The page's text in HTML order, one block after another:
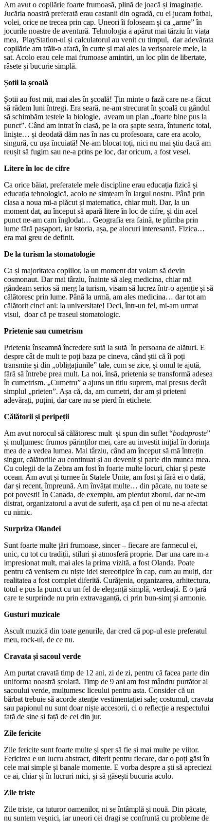
Am avut o copilărie foarte frumoasă, plină de joacă și imaginație.
Jucăria noastră preferată erau castanii din ogradă, cu ei jucam fotbal,
volei, orice ne trecea prin cap. Uneori îi foloseam și ca „arme” în
jocurile noastre de aventură. Tehnologia a apărut mai târziu în viața
mea, PlayStation-ul și calculatorul au venit cu timpul, dar adevărata
copilărie am trăit-o afară, în curte și mai ales la verișoarele mele, la
sat. Acolo erau cele mai frumoase amintiri, un loc plin de libertate,
râsete și bucurie simplă.
Șotii la școală
Șotii au fost mii, mai ales în școală! Țin minte o fază care ne-a făcut
să râdem luni întregi. Era seară, ne-am strecurat în școală cu gândul
să schimbăm testele la biologie, aveam un plan „foarte bine pus la
punct”. Când am intrat în clasă, pe la ora șapte seara, întuneric total,
liniște… și deodată dăm nas în nas cu profesoara, care era acolo,
singură, cu ușa încuiată! Ne-am blocat toți, nici nu mai știu dacă am
reușit să fugim sau ne-a prins pe loc, dar oricum, a fost vesel.
Litere în loc de cifre
Ca orice băiat, preferatele mele discipline erau educația fizică și
educația tehnologică, acolo ne simțeam în largul nostru. Până prin
clasa a noua mi-a plăcut și matematica, chiar mult. Dar, la un
moment dat, au început să apară litere în loc de cifre, și din acel
punct ne-am cam înglodat… Geografia era faină, te plimba prin
lume fără pașaport, iar istoria, așa, pe alocuri interesantă. Fizica…
era mai greu de definit.
De la turism la stomatologie
Ca și majoritatea copiilor, la un moment dat voiam să devin
cosmonaut. Dar mai târziu, înainte să aleg medicina, chiar mă
gândeam serios să merg la turism, visam să lucrez într-o agenție și să
călătoresc prin lume. Până la urmă, am ales medicina… dar tot am
călătorit cinci ani: la universitate! Deci, într-un fel, mi-am urmat
visul, doar că pe traseul stomatologic.
Prietenie sau cumetrism
Prietenia înseamnă încredere sută la sută în persoana de alături. E
despre cât de mult te poți baza pe cineva, când știi că îi poți
transmite și din „obligațiunile” tale, cum se zice, și omul te ajută,
fără să întrebe prea mult. La noi, însă, prietenia se transformă adesea
în cumetrism. „Cumetru” a ajuns un titlu suprem, mai presus decât
simplul „prieten”. Așa că, da, am cumetri, dar am și prieteni
adevărați, puțini, dar care nu se pierd în etichete.
Călătorii și peripeții
Am avut norocul să călătoresc mult și spun din suflet “bodaproste”
și mulțumesc frumos părinților mei, care au investit inițial în dorința
mea de a vedea lumea. Mai târziu, când am început să mă întrețin
singur, călătoriile au continuat și au devenit și parte din munca mea.
Cu colegii de la Zebra am fost în foarte multe locuri, chiar și peste
ocean. Am avut și turnee în Statele Unite, am fost și fără ei o dată,
dar și recent, împreună. Am învățat multe… din păcate, nu toate se
pot povesti! În Canada, de exemplu, am pierdut zborul, dar ne-am
distrat, organizatorul a avut de suferit, așa că pen oi nu ne-a afectat
cu nimic.
Surpriza Olandei
Sunt foarte multe țări frumoase, sincer – fiecare are farmecul ei,
unic, cu tot cu tradiții, stiluri și atmosferă proprie. Dar una care m-a
impresionat mult, mai ales la prima vizită, a fost Olanda. Poate
pentru că venisem cu niște idei stereotipice în cap, cum au mulți, dar
realitatea a fost complet diferită. Curățenia, organizarea, arhitectura,
totul e pus la punct cu un fel de eleganță simplă, verdeață. E o țară
care te surprinde nu prin extravaganță, ci prin bun-simț și armonie.
Gusturi muzicale
Ascult muzică din toate genurile, dar cred că pop-ul este preferatul
meu, rock-ul, de ce nu.
Cravata și sacoul verde
Am purtat cravată timp de 12 ani, zi de zi, pentru că facea parte din
uniforma noastră școlară. Timp de 9 ani am fost mândru purtător al
sacoului verde, mulțumesc liceului pentru asta. Consider că un
bărbat trebuie să acorde atenție vestimentației sale; costumul, cravata
sau papionul nu sunt doar niște accesorii, ci o reflecție a respectului
față de sine și față de cei din jur.
Zile fericite
Zile fericite sunt foarte multe și sper să fie și mai multe pe viitor.
Fericirea e un lucru abstract, diferit pentru fiecare, dar o poți găsi în
cele mai simple și banale momente. E vorba despre a ști să apreciezi
ce ai, chiar și în lucruri mici, și să găsești bucuria acolo.
Zile triste
Zile triste, ca tuturor oamenilor, ni se întâmplă și nouă. Din păcate,
nu suntem veșnici, iar uneori cei dragi se confruntă cu probleme de